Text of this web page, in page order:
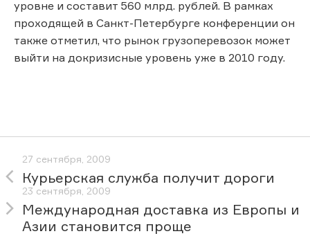
уровне и составит 560 млрд. рублей. В рамках
проходящей в Санкт-Петербурге конференции он
также отметил, что рынок грузоперевозок может
выйти на докризисные уровень уже в 2010 году.
27 сентября, 2009
Курьерская служба получит дороги
23 сентября, 2009
Международная доставка из Европы и
Азии становится проще